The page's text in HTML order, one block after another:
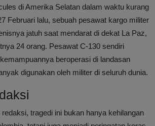
di Amerika Selatan dalam waktu kurang
Februari lalu, sebuah pesawat kargo militer
jatuh saat mendarat di dekat La Paz,
24 orang. Pesawat C-130 sendiri
beroperasi di landasan
digunakan oleh militer di seluruh dunia.
tragedi ini bukan hanya kehilangan